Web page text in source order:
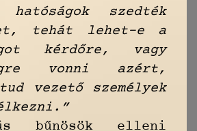
szedték
tehát lehet-e a
kérdőre, vagy
vonni azért,
vezető személyek
bűnösök elleni